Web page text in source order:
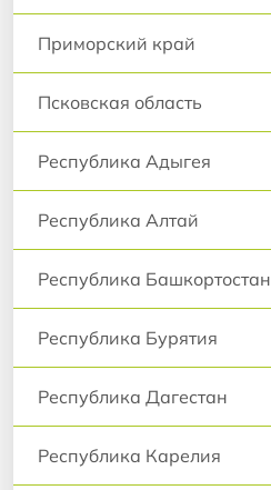
Приморский край
Псковская область
Республика Адыгея
Республика Алтай
Республика Башкортостан
Республика Бурятия
Республика Дагестан
Республика Карелия